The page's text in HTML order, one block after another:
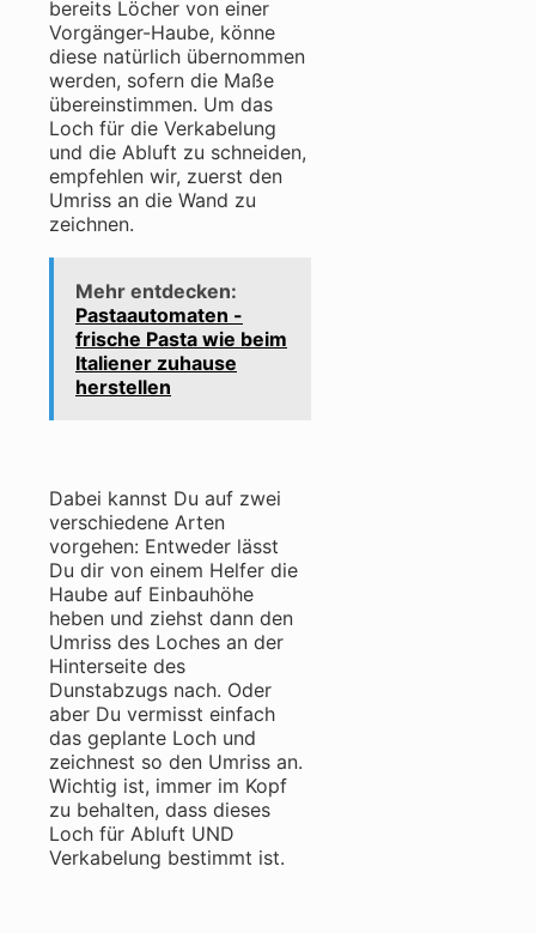
bereits Löcher von einer
Vorgänger-Haube, könne
diese natürlich übernommen
werden, sofern die Maße
übereinstimmen. Um das
Loch für die Verkabelung
und die Abluft zu schneiden,
empfehlen wir, zuerst den
Umriss an die Wand zu
zeichnen.
Mehr entdecken:
Pastaautomaten -
frische Pasta wie beim
Italiener zuhause
herstellen
Dabei kannst Du auf zwei
verschiedene Arten
vorgehen: Entweder lässt
Du dir von einem Helfer die
Haube auf Einbauhöhe
heben und ziehst dann den
Umriss des Loches an der
Hinterseite des
Dunstabzugs nach. Oder
aber Du vermisst einfach
das geplante Loch und
zeichnest so den Umriss an.
Wichtig ist, immer im Kopf
zu behalten, dass dieses
Loch für Abluft UND
Verkabelung bestimmt ist.